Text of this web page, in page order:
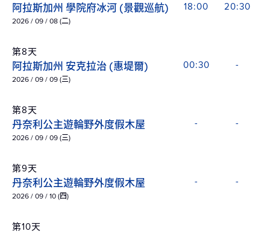
阿拉斯加州 學院府冰河 (景觀巡航)
2026 / 09 / 08 (二)
18:00 20:30
第8天
阿拉斯加州 安克拉治 (惠堤爾)
2026 / 09 / 09 (三)
00:30 -
第8天
丹奈利公主遊輪野外度假木屋
2026 / 09 / 09 (三)
- -
第9天
丹奈利公主遊輪野外度假木屋
2026 / 09 / 10 (四)
- -
第10天